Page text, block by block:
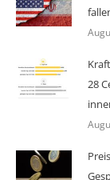
28